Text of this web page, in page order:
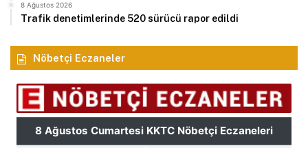
8 Ağustos 2026
Trafik denetimlerinde 520 sürücü rapor edildi
Nöbetçi Eczaneler